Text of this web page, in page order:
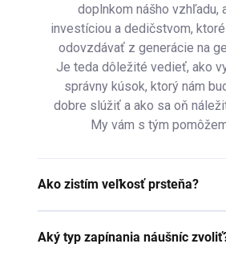
doplnkom nášho vzhľadu,
investíciou a dedičstvom,
odovzdávať z generácie na
Je teda dôležité vedieť, ako
správny kúsok, ktorý nám
dobre slúžiť a ako sa oň
My vám s tým
Ako zistím veľkosť prsteňa?
jednoduchý proces. Aby ste
Aký typ zapínania náušníc